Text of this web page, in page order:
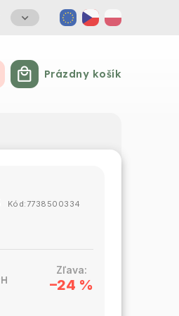
Nákupný košík
Prázdny košík
Kód: 7738500334
–24 %